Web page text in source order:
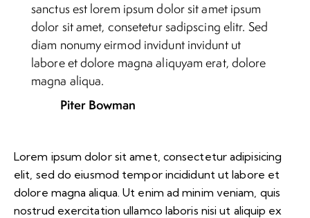
sanctus est lorem ipsum dolor sit amet ipsum
dolor sit amet, consetetur sadipscing elitr. Sed
diam nonumy eirmod invidunt invidunt ut
labore et dolore magna aliquyam erat, dolore
magna aliqua.
Piter Bowman
Lorem ipsum dolor sit amet, consectetur adipisicing
elit, sed do eiusmod tempor incididunt ut labore et
dolore magna aliqua. Ut enim ad minim veniam, quis
nostrud exercitation ullamco laboris nisi ut aliquip ex